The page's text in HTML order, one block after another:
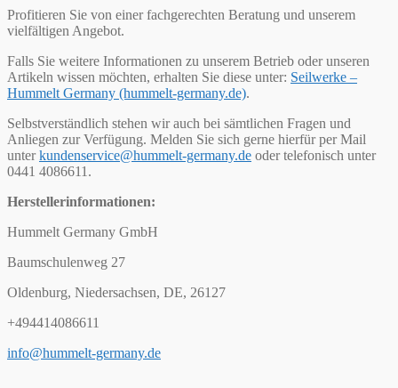
Profitieren Sie von einer fachgerechten Beratung und unserem
vielfältigen Angebot.
Falls Sie weitere Informationen zu unserem Betrieb oder unseren
Artikeln wissen möchten, erhalten Sie diese unter: Seilwerke –
Hummelt Germany (hummelt-germany.de).
Selbstverständlich stehen wir auch bei sämtlichen Fragen und
Anliegen zur Verfügung. Melden Sie sich gerne hierfür per Mail
unterkundenservice@hummelt-germany.de oder telefonisch unter
0441 4086611.
Herstellerinformationen:
Hummelt Germany GmbH
Baumschulenweg 27
Oldenburg, Niedersachsen, DE, 26127
+494414086611
info@hummelt-germany.de